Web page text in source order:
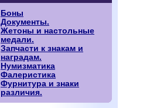
Боны
Документы.
Жетоны и настольные
медали.
Запчасти к знакам и
наградам.
Нумизматика
Фалеристика
Фурнитура и знаки
различия.